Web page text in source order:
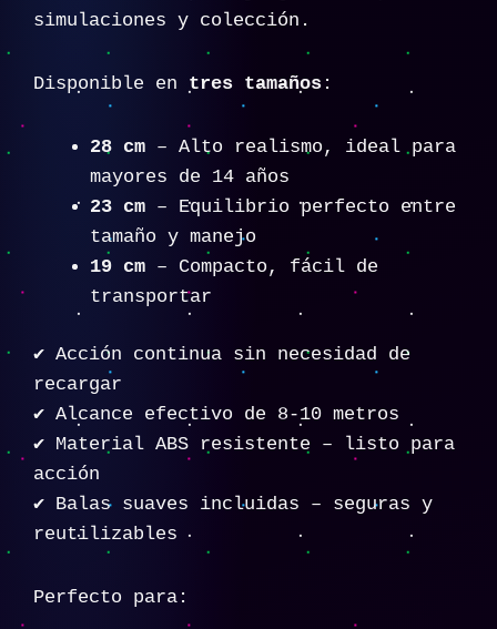
simulaciones y colección.
Disponible en tres tamaños :
28 cm – Alto realismo, ideal para
mayores de 14 años
23 cm – Equilibrio perfecto entre
tamaño y manejo
19 cm – Compacto, fácil de
transportar
✔️ Acción continua sin necesidad de
recargar
✔️ Alcance efectivo de 8-10 metros
✔️ Material ABS resistente – listo para
acción
✔️ Balas suaves incluidas – seguras y
reutilizables
Perfecto para: